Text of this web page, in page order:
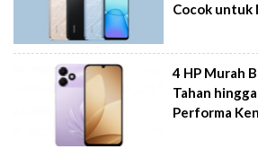
Cocok
4 HP Murah
Tahan
Performa